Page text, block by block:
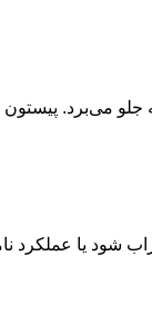
جلو می‌برد.
یا عملکرد